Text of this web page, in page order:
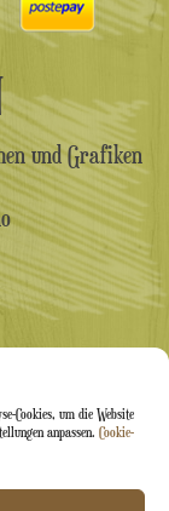
Cookies, um die Website
anpassen. Cookie-
und Grafiken